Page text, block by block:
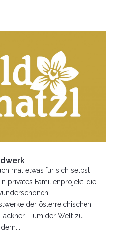
mal etwas für sich selbst
privates Familienprojekt: die
der österreichischen
– um der Welt zu